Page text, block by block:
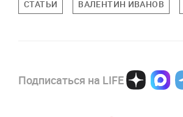
СТАТЬИ ВАЛЕНТИН ИВАНОВ
Подписаться на LIFE